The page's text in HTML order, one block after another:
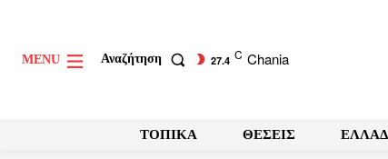
MENU Αναζήτηση 27.4 C Chania
ΤΟΠΙΚΑ ΘΕΣΕΙΣ